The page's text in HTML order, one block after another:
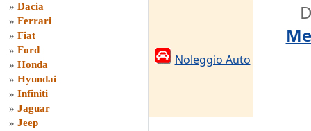
» Dacia
» Ferrari
» Fiat
» Ford
» Honda
» Hyundai
» Infiniti
» Jaguar
» Jeep
Noleggio Auto